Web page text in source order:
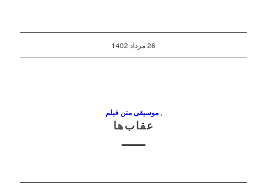
26 مرداد 1402
,موسیقی متن فیلم
عقاب‌ها